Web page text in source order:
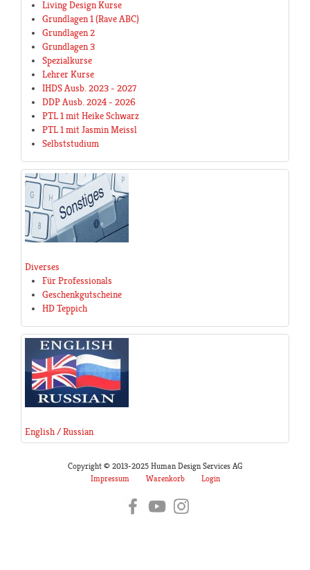
Living Design Kurse
Grundlagen 1 (Rave ABC)
Grundlagen 2
Grundlagen 3
Spezialkurse
Lehrer Kurse
IHDS Ausb. 2023 - 2027
DDP Ausb. 2024 - 2026
PTL 1 mit Heike Schwarz
PTL 1 mit Jasmin Meissl
Selbststudium
Diverses
Für Professionals
Geschenkgutscheine
HD Teppich
English / Russian
Copyright © 2013-2025 Human Design Services AG
Impressum
Warenkorb Login